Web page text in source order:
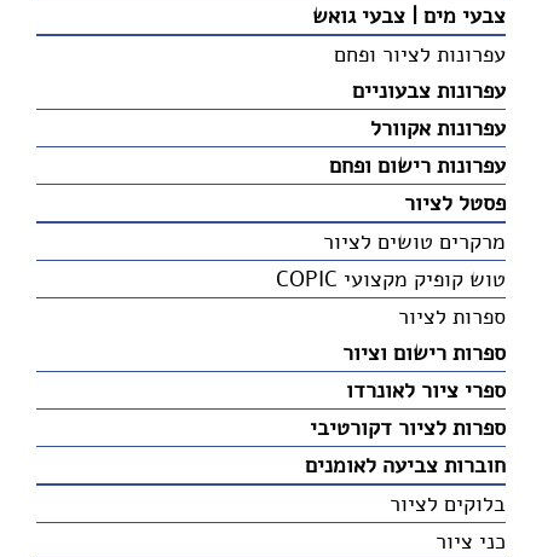
צבעי מים | צבעי גואש
עפרונות לציור ופחם
עפרונות צבעוניים
עפרונות אקוורל
עפרונות רישום ופחם
פסטל לציור
מרקרים טושים לציור
טוש קופיק מקצועי COPIC
ספרות לציור
ספרות רישום וציור
ספרי ציור לאונרדו
ספרות לציור דקורטיבי
חוברות צביעה לאומנים
בלוקים לציור
כני ציור